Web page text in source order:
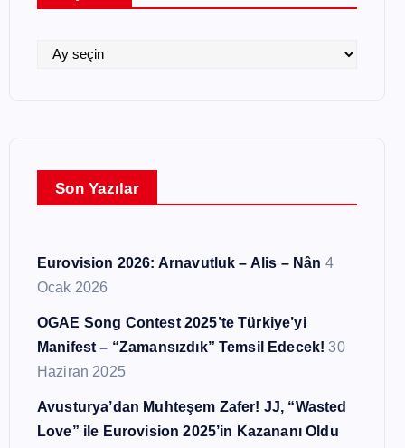
l
Son Yazılar
Eurovision 2026: Arnavutluk – Alis – Nân 4
Ocak 2026
OGAE Song Contest 2025’te Türkiye’yi
Manifest – “Zamansızdık” Temsil Edecek! 30
Haziran 2025
Avusturya’dan Muhteşem Zafer! JJ, “Wasted
Love” ile Eurovision 2025’in Kazananı Oldu